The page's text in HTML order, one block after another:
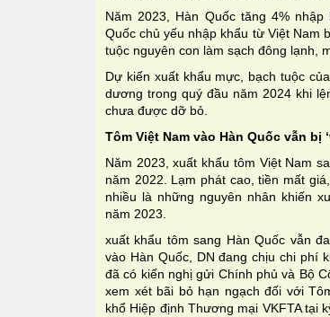
Năm 2023, Hàn Quốc tăng 4%
Quốc chủ yếu nhập khẩu từ Việt Nam
tuộc nguyên con làm sạch đông lạnh,
Dự kiến xuất khẩu mực, bạch tuộc
dương trong quý đầu năm 2024 khi
chưa được dỡ bỏ.
Tôm Việt Nam vào Hàn Quốc vẫn bị
Năm 2023, xuất khẩu tôm Việt Nam
năm 2022. Lạm phát cao, tiền mất
nhiều là những nguyên nhân khiến
năm 2023.
xuất khẩu tôm sang Hàn Quốc vẫn
vào Hàn Quốc, DN đang chịu chi phí
đã có kiến nghị gửi Chính phủ và Bộ
xem xét bãi bỏ hạn ngạch đối với
khổ Hiệp định Thương mại VKFTA tại